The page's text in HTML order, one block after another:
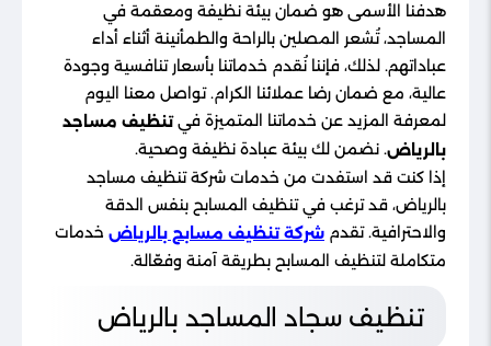
هدفنا الأسمى هو ضمان بيئة نظيفة ومعقمة في
المساجد، تُشعر المصلين بالراحة والطمأنينة أثناء أداء
عباداتهم. لذلك، فإننا نُقدم خدماتنا بأسعار تنافسية وجودة
عالية، مع ضمان رضا عملائنا الكرام. تواصل معنا اليوم
لمعرفة المزيد عن خدماتنا المتميزة فيتنظيف مساجد
بالرياض. نضمن لك بيئة عبادة نظيفة وصحية.
إذا كنت قد استفدت من خدمات شركة تنظيف مساجد
بالرياض، قد ترغب في تنظيف المسابح بنفس الدقة
والاحترافية. تقدم شركة تنظيف مسابح بالرياض خدمات
متكاملة لتنظيف المسابح بطريقة آمنة وفعّالة.
تنظيف سجاد المساجد بالرياض